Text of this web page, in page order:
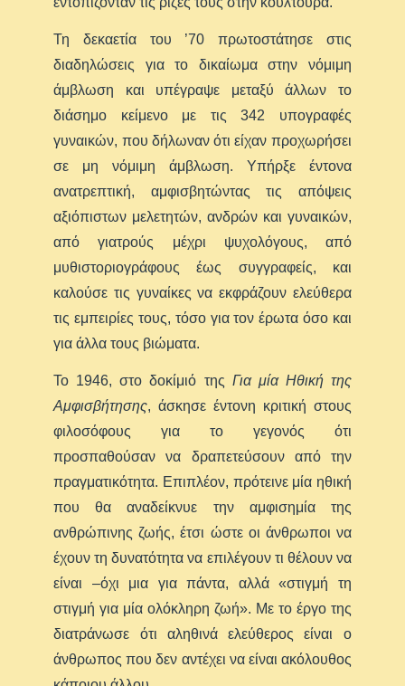
Τη δεκαετία του ’70 πρωτοστάτησε στις
διαδηλώσεις για το δικαίωμα στην νόμιμη
άμβλωση και υπέγραψε μεταξύ άλλων το
διάσημο κείμενο με τις 342 υπογραφές
γυναικών, που δήλωναν ότι είχαν προχωρήσει
σε μη νόμιμη άμβλωση. Υπήρξε έντονα
ανατρεπτική, αμφισβητώντας τις απόψεις
αξιόπιστων μελετητών, ανδρών και γυναικών,
από γιατρούς μέχρι ψυχολόγους, από
μυθιστοριογράφους έως συγγραφείς, και
καλούσε τις γυναίκες να εκφράζουν ελεύθερα
τις εμπειρίες τους, τόσο για τον έρωτα όσο και
για άλλα τους βιώματα.
Το 1946, στο δοκίμιό της Για μία Ηθική της
Αμφισβήτησης, άσκησε έντονη κριτική στους
φιλοσόφους για το γεγονός ότι
προσπαθούσαν να δραπετεύσουν από την
πραγματικότητα. Επιπλέον, πρότεινε μία ηθική
που θα αναδείκνυε την αμφισημία της
ανθρώπινης ζωής, έτσι ώστε οι άνθρωποι να
έχουν τη δυνατότητα να επιλέγουν τι θέλουν να
είναι –όχι μια για πάντα, αλλά «στιγμή τη
στιγμή για μία ολόκληρη ζωή». Με το έργο της
διατράνωσε ότι αληθινά ελεύθερος είναι ο
άνθρωπος που δεν αντέχει να είναι ακόλουθος